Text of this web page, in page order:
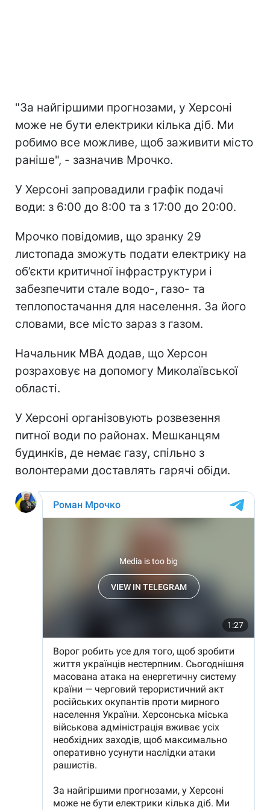
"За найгіршими прогнозами, у Херсоні
може не бути електрики кілька діб. Ми
робимо все можливе, щоб заживити місто
раніше", - зазначив Мрочко.
У Херсоні запровадили графік подачі
води: з 6:00 до 8:00 та з 17:00 до 20:00.
Мрочко повідомив, що зранку 29
листопада зможуть подати електрику на
об’єкти критичної інфраструктури і
забезпечити стале водо-, газо- та
теплопостачання для населення. За його
словами, все місто зараз з газом.
Начальник МВА додав, що Херсон
розраховує на допомогу Миколаївської
області.
У Херсоні організовують розвезення
питної води по районах. Мешканцям
будинків, де немає газу, спільно з
волонтерами доставлять гарячі обіди.